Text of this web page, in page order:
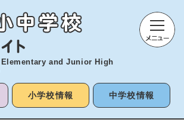
andJunior High
小学校情報 中学校情報